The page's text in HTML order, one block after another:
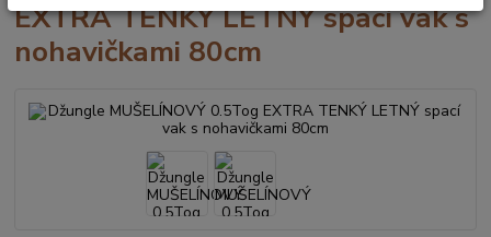
EXTRA TENKÝ LETNÝ spací vak s
nohavičkami 80cm